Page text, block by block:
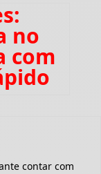
no
com
contar com